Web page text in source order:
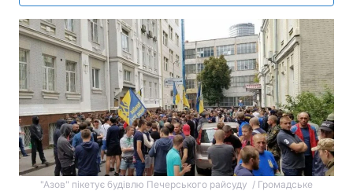
"Азов" пікетує будівлю Печерського райсуду / Громадське